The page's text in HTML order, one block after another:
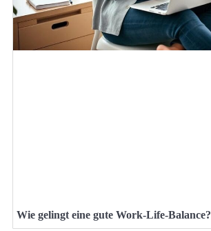
Wie gelingt eine gute Work-Life-Balance?